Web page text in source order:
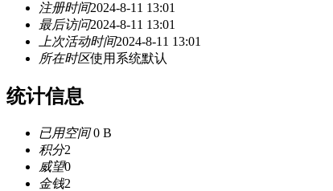
注册时间2024-8-11 13:01
最后访问2024-8-11 13:01
上次活动时间2024-8-11 13:01
所在时区使用系统默认
统计信息
已用空间0 B
积分2
威望0
金钱2